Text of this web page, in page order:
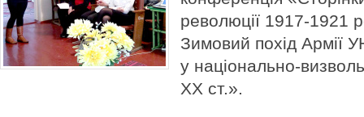
революції 1917-1921
Зимовий похід Армії
у національно-
ХХ ст.».